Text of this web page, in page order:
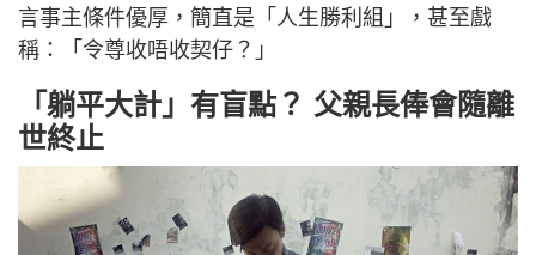
言事主條件優厚，簡直是「人生勝利組」，甚至戲
稱：「令尊收唔收契仔？」
「躺平大計」有盲點？ 父親長俸會隨離
世終止